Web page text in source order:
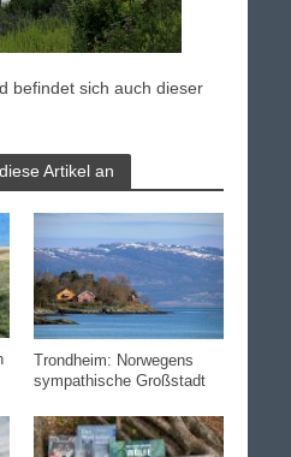
befindet sich auch dieser
Artikel an
Trondheim: Norwegens
sympathische Großstadt